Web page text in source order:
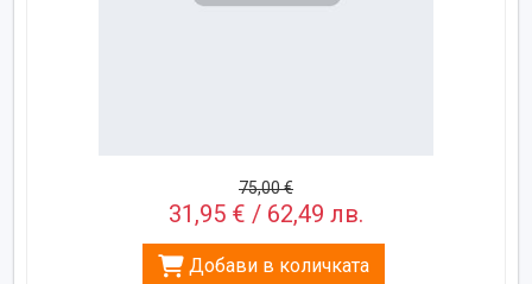
75,00 €
31,95 € / 62,49 лв.
Добави в количката